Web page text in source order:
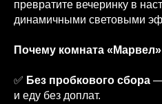
превратите вечеринку в
динамичными световыми
Почему комната
✅ Без пробкового сбора —
и еду без доплат.